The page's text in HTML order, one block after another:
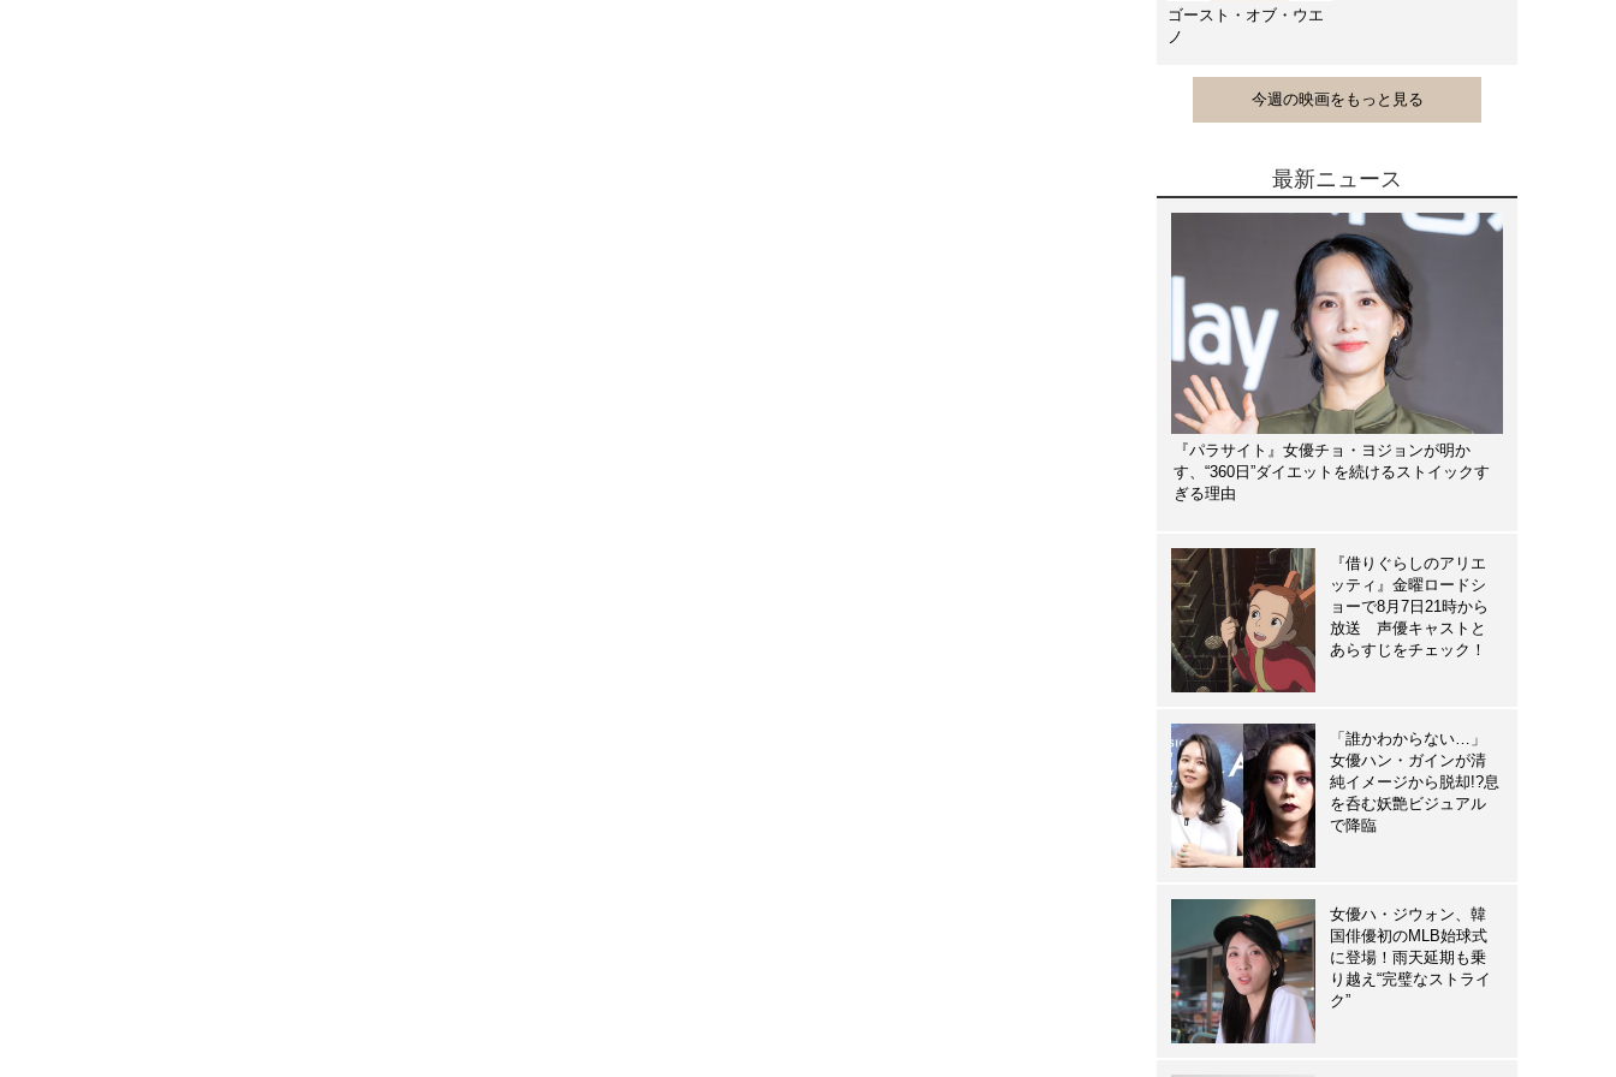
ゴースト・オブ・ウエ
ノ
今週の映画をもっと見る
最新ニュース
『パラサイト』女優チョ・ヨジョンが明か
す、“360日”ダイエットを続けるストイックす
ぎる理由
『借りぐらしのアリエ
ッティ』金曜ロードシ
ョーで8月7日21時から
放送 声優キャストと
あらすじをチェック！
「誰かわからない…」
女優ハン・ガインが清
純イメージから脱却!?息
を呑む妖艶ビジュアル
で降臨
女優ハ・ジウォン、韓
国俳優初のMLB始球式
に登場！雨天延期も乗
り越え“完璧なストライ
ク”